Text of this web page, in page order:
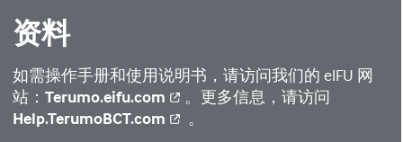
资料
如需操作手册和使用说明书，请访问我们的 eIFU 网
站： Terumo.eifu.com
。更多信息，请访问
Help.TerumoBCT.com
。